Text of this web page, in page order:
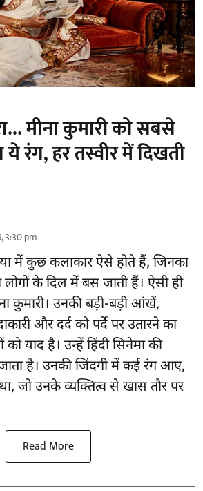
मीना कुमारी को सबसे
ये रंग, हर तस्वीर में दिखती
3:30 pm
में कुछ कलाकार ऐसे होते हैं, जिनका
के दिल में बस जाती हैं। ऐसी ही
कुमारी। उनकी बड़ी-बड़ी आंखें,
और दर्द को पर्दे पर उतारने का
याद है। उन्हें हिंदी सिनेमा की
है। उनकी जिंदगी में कई रंग आए,
जो उनके व्यक्तित्व से खास तौर पर
Read More